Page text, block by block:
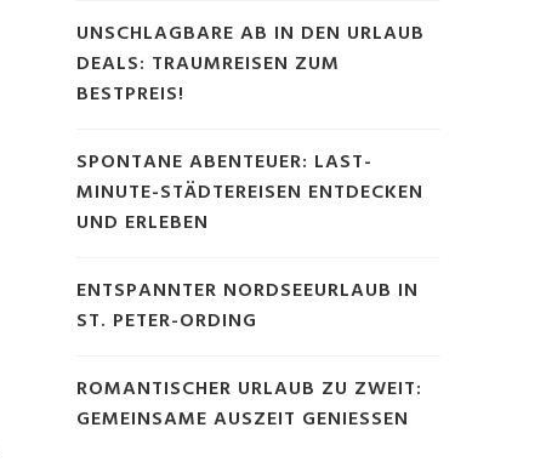
UNSCHLAGBARE AB IN DEN URLAUB
DEALS: TRAUMREISEN ZUM
BESTPREIS!
SPONTANE ABENTEUER: LAST-
MINUTE-STÄDTEREISEN ENTDECKEN
UND ERLEBEN
ENTSPANNTER NORDSEEURLAUB IN
ST. PETER-ORDING
ROMANTISCHER URLAUB ZU ZWEIT:
GEMEINSAME AUSZEIT GENIESSEN